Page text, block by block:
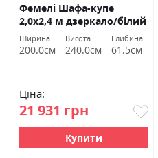
Фемелі Шафа-купе
2,0х2,4 м дзеркало/білий
глянець Міромарк
Ширина
200.0см
Висота
240.0см
Глибина
61.5см
Ціна:
21 931 грн
Купити